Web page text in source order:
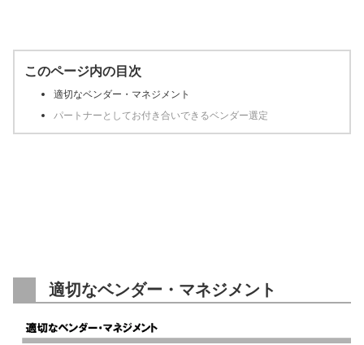
このページ内の目次
適切なベンダー・マネジメント
パートナーとしてお付き合いできるベンダー選定
適切なベンダー・マネジメント